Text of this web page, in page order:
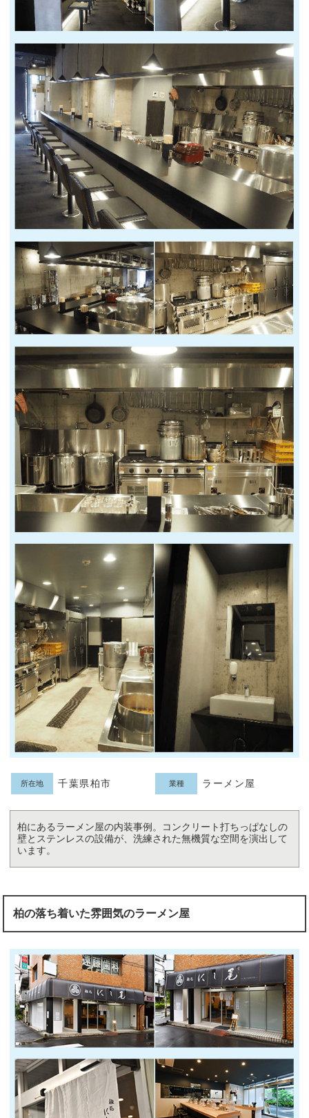
所在地 千葉県柏市 業種 ラーメン屋
柏にあるラーメン屋の内装事例。コンクリート打ちっぱなしの
壁とステンレスの設備が、洗練された無機質な空間を演出して
います。
柏の落ち着いた雰囲気のラーメン屋